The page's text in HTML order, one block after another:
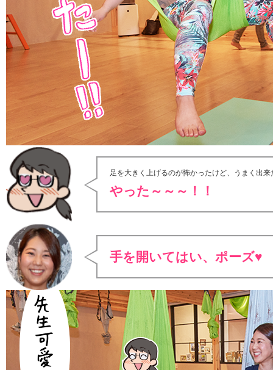
足を大きく上げるのが怖かったけど、うまく出来
やった～～～！！
手を開いてはい、ポーズ♥